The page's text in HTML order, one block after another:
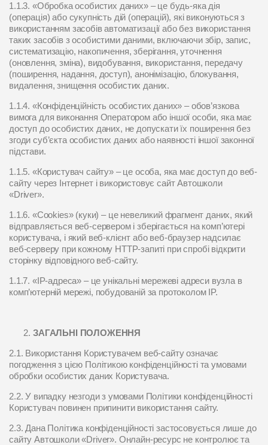
ОНЛАЙН НАВЧАННЯ
1.1.3. «Обробка особистих даних» – це будь-яка дія
(операція) або сукупність дій (операцій), які виконуються з
використанням засобів автоматизації або без використання
таких засобів з особистими даними, включаючи збір, запис,
систематизацію, накопичення, зберігання, уточнення
(оновлення, зміна), видобування, використання, передачу
(поширення, надання, доступ), анонімізацію, блокування,
видалення, знищення особистих даних.
1.1.4. «Конфіденційність особистих даних» – обов’язкова
вимога для виконання Оператором або іншої особи, яка має
доступ до особистих даних, не допускати їх поширення без
згоди суб’єкта особистих даних або наявності іншої законної
підстави.
1.1.5. «Користувач сайту» – це особа, яка має доступ до веб-
сайту через Інтернет і використовує сайт Автошколи
«Driver».
1.1.6. «Cookies» (куки) – це невеликий фрагмент даних, який
відправляється веб-сервером і зберігається на комп’ютері
користувача, і який веб-клієнт або веб-браузер надсилає
веб-серверу при кожному HTTP-запиті при спробі відкрити
сторінку відповідного веб-сайту.
1.1.7. «IP-адреса» – це унікальні мережеві адреси вузла в
комп’ютерній мережі, побудованій за протоколом IP.
ЗАГАЛЬНІ ПОЛОЖЕННЯ
2.1. Використання Користувачем веб-сайту означає
погодження з цією Політикою конфіденційності та умовами
обробки особистих даних Користувача.
2.2. У випадку незгоди з умовами Політики конфіденційності
Користувач повинен припинити використання сайту.
2.3. Дана Політика конфіденційності застосовується лише до
сайту Автошколи «Driver». Онлайн-ресурс не контролює та